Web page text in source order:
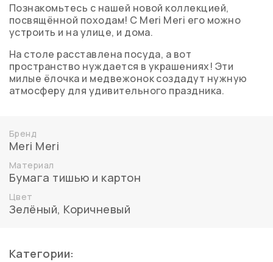
Познакомьтесь с нашей новой коллекцией,
посвящённой походам! С Meri Meri его можно
устроить и на улице, и дома.
На столе расставлена посуда, а вот
пространство нуждается в украшениях! Эти
милые ёлочка и медвежонок создадут нужную
атмосферу для удивительного праздника.
Бренд
Meri Meri
Материал
Бумага тишью и картон
Цвет
Зелёный, Коричневый
Категории: